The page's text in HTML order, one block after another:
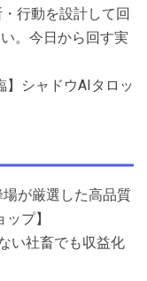
行動を設計して回
。今日から回す実
】シャドウAIタロッ
が厳選した高品質
プ】
い社畜でも収益化